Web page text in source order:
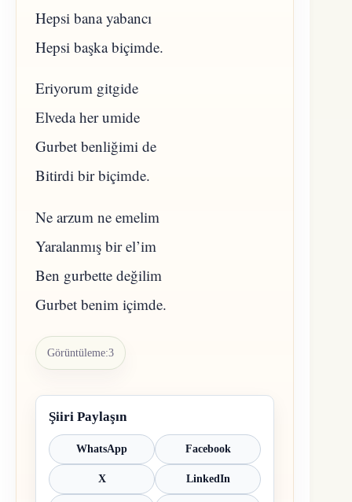
Hepsi bana yabancı
Hepsi başka biçimde.
Eriyorum gitgide
Elveda her umide
Gurbet benliğimi de
Bitirdi bir biçimde.
Ne arzum ne emelim
Yaralanmış bir el’im
Ben gurbette değilim
Gurbet benim içimde.
Görüntüleme:3
Şiiri Paylaşın
WhatsApp Facebook
X LinkedIn